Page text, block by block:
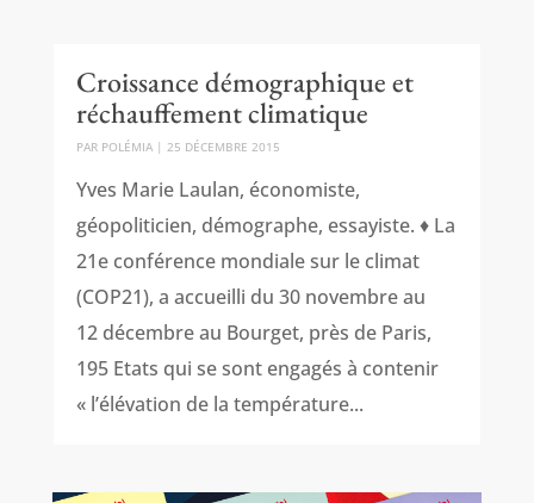
Croissance démographique et
réchauffement climatique
PAR POLÉMIA| 25 DÉCEMBRE 2015
Yves Marie Laulan, économiste,
géopoliticien, démographe, essayiste. ♦ La
21e conférence mondiale sur le climat
(COP21), a accueilli du 30 novembre au
12 décembre au Bourget, près de Paris,
195 Etats qui se sont engagés à contenir
« l’élévation de la température...